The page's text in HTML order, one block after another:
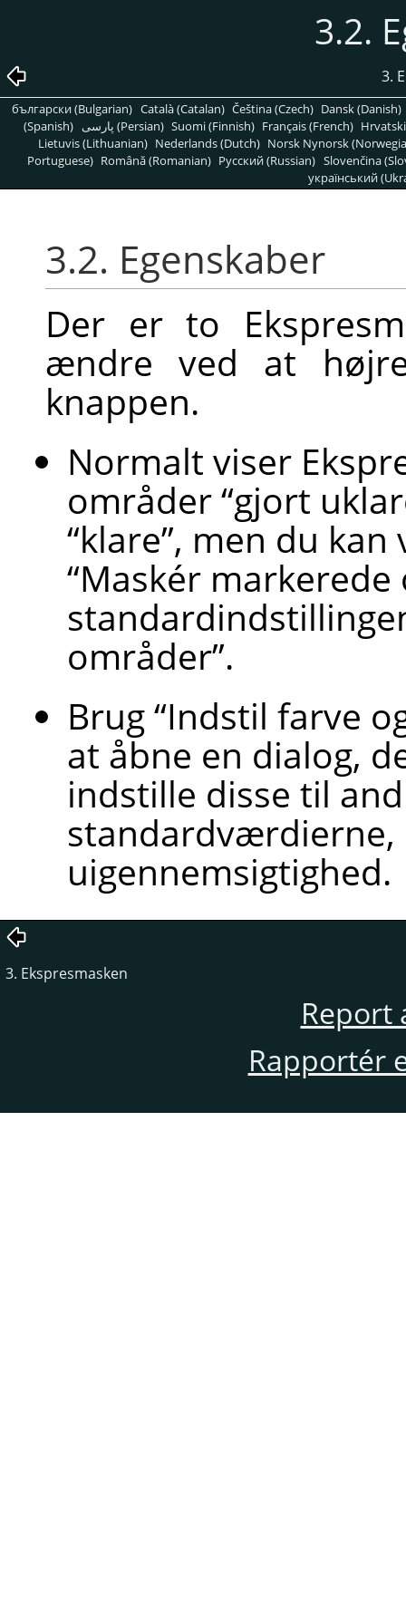
3.2.
3.
български (Bulgarian) Català (Catalan) Čeština (Czech) Dansk (Danish)
(Spanish)
پارسی (Persian) Suomi (Finnish) Français (French)
Lietuvis (Lithuanian) Nederlands (Dutch) Norsk Nynorsk
Portuguese) Română (Romanian) Pусский (Russian) Slovenčina
український
3.2. Egenskaber
Der er to
ændre ved at
knappen.
Normalt viser
områder“gjort
“klare”, men du
“Maskér
områder”.
Brug“Indstil farve
at åbne en dialog,
indstille disse til
standardværdierne,
uigennemsigtighed.
3. Ekspresmasken
Report
Rapportér